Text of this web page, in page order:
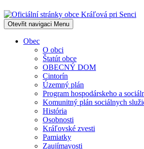
Otevřit navigaci Menu
Obec
O obci
Štatút obce
OBECNÝ DOM
Cintorín
Územný plán
Program hospodárskeho a
Komunitný plán sociálnych
História
Osobnosti
Kráľovské zvesti
Pamiatky
Zaujímavosti